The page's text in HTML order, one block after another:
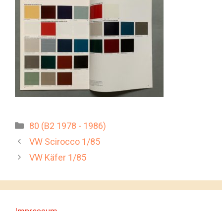
Kategorien
80 (B2 1978 - 1986)
VW Scirocco 1/85
VW Käfer 1/85